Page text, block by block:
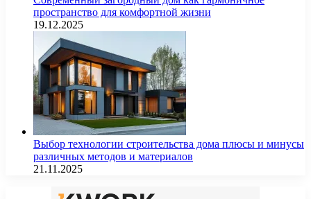
пространство для комфортной жизни
19.12.2025
Выбор технологии строительства дома плюсы и минусы
различных методов и материалов
21.11.2025